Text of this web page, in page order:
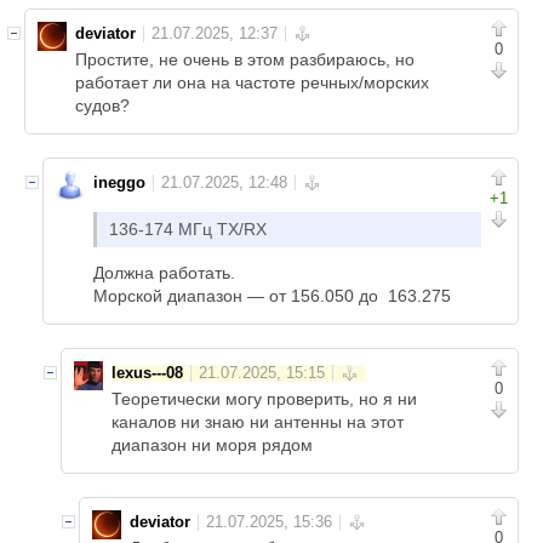
0
deviator
Простите, не очень в этом разбираюсь, но
работает ли она на частоте речных/морских
судов?
+1
ineggo
136-174 МГц TX/RX
Должна работать.
Морской диапазон — от 156.050 до 163.275
0
lexus---08
Теоретически могу проверить, но я ни
каналов ни знаю ни антенны на этот
диапазон ни моря рядом
0
deviator